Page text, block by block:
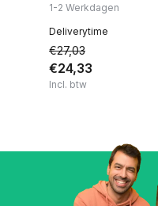
1-2 Werkdagen
Deliverytime
€27,03
€24,33
Incl. btw